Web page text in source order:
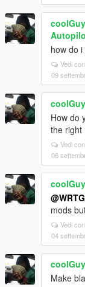
how do
Vedi
09
How do
the right
Vedi
06
mods
Vedi
04
Make